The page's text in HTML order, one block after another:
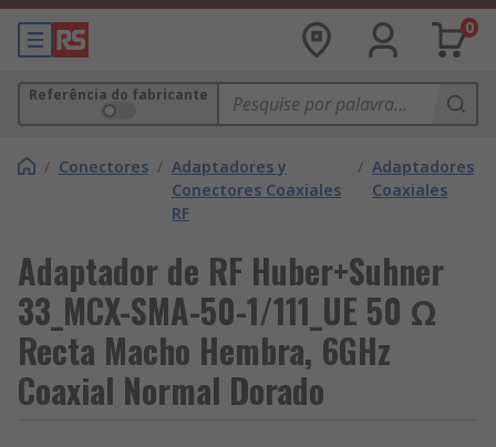
0
Referência do fabricante
/ Conectores / Adaptadores y
Conectores Coaxiales
RF
/ Adaptadores
Coaxiales
Adaptador de RF Huber+Suhner
33_MCX-SMA-50-1/111_UE 50 Ω
Recta Macho Hembra, 6GHz
Coaxial Normal Dorado